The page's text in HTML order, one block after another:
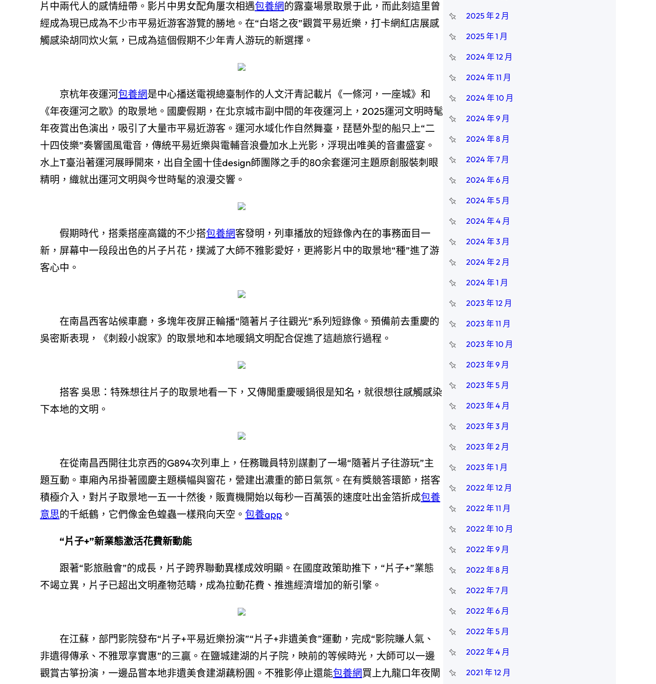
片中兩代人的感情紐帶。影片中男女配角屢次相遇包養網的露臺場景取景于此，而此刻這里曾
經成為現已成為不少市平易近游客游覽的勝地。在“白塔之夜”觀賞平易近樂，打卡網紅店展感
觸感染胡同炊火氣，已成為這個假期不少年青人游玩的新選擇。
京杭年夜運河包養網是中心播送電視總臺制作的人文汗青記載片《一條河，一座城》和
《年夜運河之歌》的取景地。國慶假期，在北京城市副中間的年夜運河上，2025運河文明時髦
年夜賞出色演出，吸引了大量市平易近游客。運河水域化作自然舞臺，琵琶外型的船只上“二
十四伎樂”奏響國風電音，傳統平易近樂與電輔音浪疊加水上光影，浮現出唯美的音畫盛宴。
水上T臺沿著運河展睜開來，出自全國十佳design師團隊之手的80余套運河主題原創服裝刺眼
精明，織就出運河文明與今世時髦的浪漫交響。
假期時代，搭乘搭座高鐵的不少搭包養網客發明，列車播放的短錄像內在的事務面目一
新，屏幕中一段段出色的片子片花，撲滅了大師不雅影愛好，更將影片中的取景地“種”進了游
客心中。
在南昌西客站候車廳，多塊年夜屏正輪播“隨著片子往觀光”系列短錄像。預備前去重慶的
吳密斯表現，《刺殺小說家》的取景地和本地暖鍋文明配合促進了這趟旅行過程。
搭客 吳思：特殊想往片子的取景地看一下，又傳聞重慶暖鍋很是知名，就很想往感觸感染
下本地的文明。
在從南昌西開往北京西的G894次列車上，任務職員特別謀劃了一場“隨著片子往游玩”主
題互動。車廂內吊掛著國慶主題橫幅與窗花，營建出濃重的節日氣氛。在有獎競答環節，搭客
積極介入，對片子取景地一五一十然後，販賣機開始以每秒一百萬張的速度吐出金箔折成包養
意思的千紙鶴，它們像金色蝗蟲一樣飛向天空。 包養app 。
“片子+”新業態激活花費新動能
跟著“影旅融會”的成長，片子跨界聯動異樣成效明顯。在國度政策助推下，“片子+”業態
不竭立異，片子已超出文明產物范疇，成為拉動花費、推進經濟增加的新引擎。
在江蘇，部門影院發布“片子+平易近樂扮演”“片子+非遺美食”運動，完成“影院賺人氣、
非遺得傳承、不雅眾享實惠”的三贏。在鹽城建湖的片子院，映前的等候時光，大師可以一邊
觀賞古箏扮演，一邊品嘗本地非遺美食建湖藕粉圓。不雅影停止還能包養網買上九龍口年夜閘
2025 年 2 月
2025 年 1 月
2024 年 12 月
2024 年 11 月
2024 年 10 月
2024 年 9 月
2024 年 8 月
2024 年 7 月
2024 年 6 月
2024 年 5 月
2024 年 4 月
2024 年 3 月
2024 年 2 月
2024 年 1 月
2023 年 12 月
2023 年 11 月
2023 年 10 月
2023 年 9 月
2023 年 5 月
2023 年 4 月
2023 年 3 月
2023 年 2 月
2023 年 1 月
2022 年 12 月
2022 年 11 月
2022 年 10 月
2022 年 9 月
2022 年 8 月
2022 年 7 月
2022 年 6 月
2022 年 5 月
2022 年 4 月
2021 年 12 月